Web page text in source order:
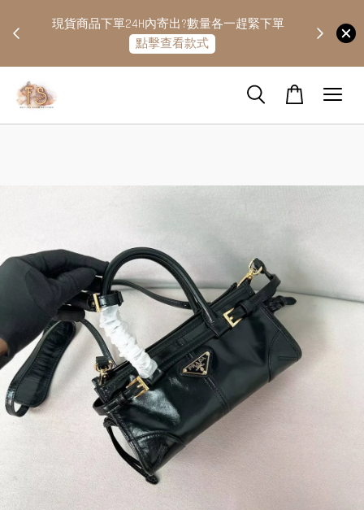
現貨商品下單24H內寄出?數量各一趕緊下單
點擊查看款式